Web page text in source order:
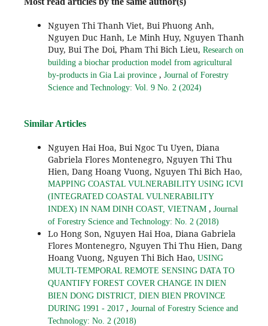
Nguyen Thi Thanh Viet, Bui Phuong Anh,
Nguyen Duc Hanh, Le Minh Huy, Nguyen Thanh
Duy, Bui The Doi, Pham Thi Bich Lieu, Research on
building a biochar production model from agricultural
by-products in Gia Lai province , Journal of Forestry
Science and Technology: Vol. 9 No. 2 (2024)
Similar Articles
Nguyen Hai Hoa, Bui Ngoc Tu Uyen, Diana
Gabriela Flores Montenegro, Nguyen Thi Thu
Hien, Dang Hoang Vuong, Nguyen Thi Bich Hao,
MAPPING COASTAL VULNERABILITY USING ICVI
(INTEGRATED COASTAL VULNERABILITY
INDEX) IN NAM DINH COAST, VIETNAM , Journal
of Forestry Science and Technology: No. 2 (2018)
Lo Hong Son, Nguyen Hai Hoa, Diana Gabriela
Flores Montenegro, Nguyen Thi Thu Hien, Dang
Hoang Vuong, Nguyen Thi Bich Hao, USING
MULTI-TEMPORAL REMOTE SENSING DATA TO
QUANTIFY FOREST COVER CHANGE IN DIEN
BIEN DONG DISTRICT, DIEN BIEN PROVINCE
DURING 1991 - 2017 , Journal of Forestry Science and
Technology: No. 2 (2018)